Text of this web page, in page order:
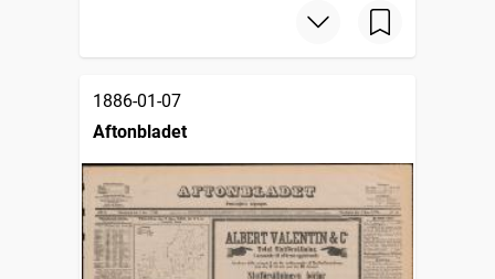
1886-01-07
Aftonbladet